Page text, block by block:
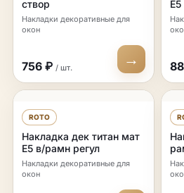
створ
Накладки декоративные для
окон
756 ₽ / шт. →
ROTO
Накладка дек титан мат
Е5 в/рамн регул
Накладки декоративные для
окон